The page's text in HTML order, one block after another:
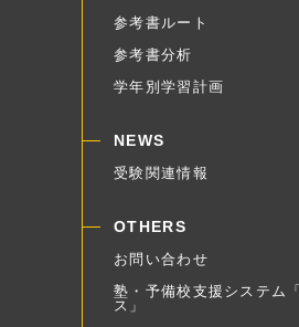
参考書ルート
参考書分析
学年別学習計画
NEWS
受験関連情報
OTHERS
お問い合わせ
塾・予備校支援システム
ス」